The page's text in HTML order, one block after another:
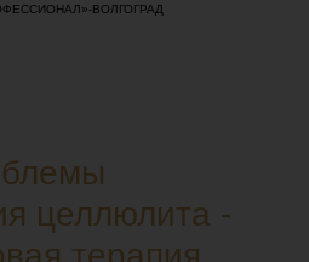
ВОЛГОГРАД
целлюлита -